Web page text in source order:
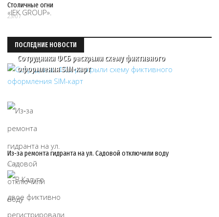
Столичные огни
23/07
ПОСЛЕДНИЕ НОВОСТИ
Сотрудники ФСБ раскрыли схему фиктивного
оформления SIM-карт
Из‑за ремонта гидранта на ул. Садовой отключили воду
07/08